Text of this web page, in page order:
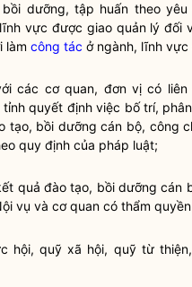
dưỡng, tập huấn theo
vực được giao quản lý đối
làm công tác ở ngành, lĩnh vực
các cơ quan, đơn vị có liên
tỉnh quyết định việc bố trí,
tạo, bồi dưỡng cán bộ, công
quy định của pháp luật;
quả đào tạo, bồi dưỡng cán
vụ và cơ quan có thẩm quyền
hội, quỹ xã hội, quỹ từ